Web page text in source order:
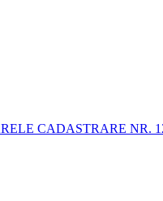
CADASTRARE NR.